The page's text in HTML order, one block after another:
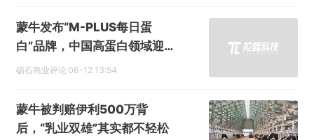
蒙牛发布“M-PLUS每日蛋
白”品牌，中国高蛋白领域迎
来“iPhone时刻”
砺石商业评论 06-12 13:54
蒙牛被判赔伊利500万背
后，“乳业双雄”其实都不轻松